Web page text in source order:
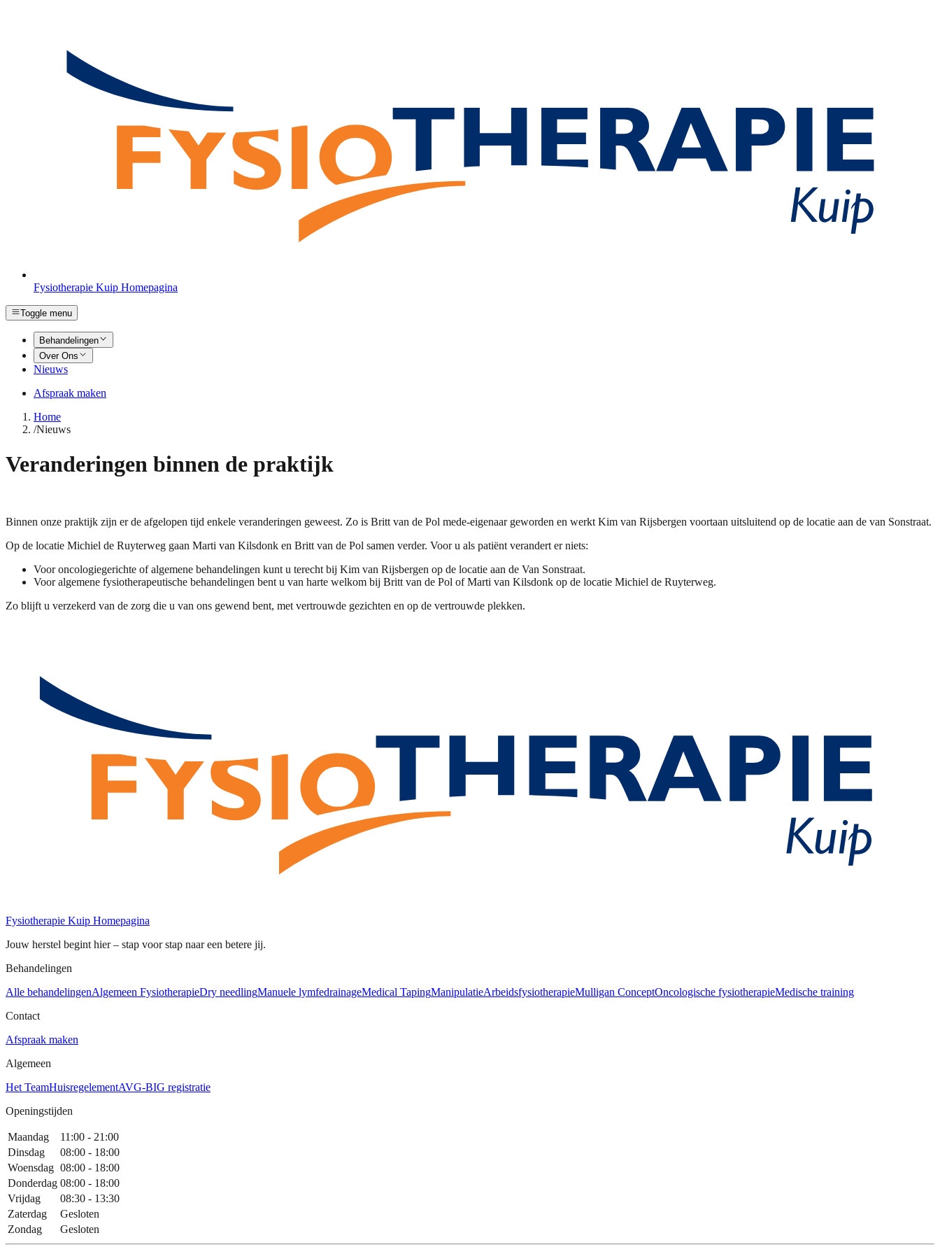
Fysiotherapie Kuip Homepagina
Toggle menu
Behandelingen
Over Ons
Nieuws
Afspraak maken
Home
/Nieuws
Veranderingen binnen de praktijk
Binnen onze praktijk zijn er de afgelopen tijd enkele veranderingen geweest. Zo is Britt van de Pol mede-eigenaar geworden en werkt Kim van Rijsbergen voortaan uitsluitend op de locatie aan de van Sonstraat.
Op de locatie Michiel de Ruyterweg gaan Marti van Kilsdonk en Britt van de Pol samen verder. Voor u als patiënt verandert er niets:
Voor oncologiegerichte of algemene behandelingen kunt u terecht bij Kim van Rijsbergen op de locatie aan de Van Sonstraat.
Voor algemene fysiotherapeutische behandelingen bent u van harte welkom bij Britt van de Pol of Marti van Kilsdonk op de locatie Michiel de Ruyterweg.
Zo blijft u verzekerd van de zorg die u van ons gewend bent, met vertrouwde gezichten en op de vertrouwde plekken.
Fysiotherapie Kuip Homepagina
Jouw herstel begint hier – stap voor stap naar een betere jij.
Behandelingen
Alle behandelingenAlgemeen FysiotherapieDry needlingManuele lymfedrainageMedical TapingManipulatieArbeidsfysiotherapieMulligan ConceptOncologische fysiotherapieMedische training
Contact
Afspraak maken
Algemeen
Het TeamHuisregelementAVG-BIG registratie
Openingstijden
Maandag
11:00 - 21:00
Dinsdag
08:00 - 18:00
Woensdag 08:00 - 18:00
Donderdag 08:00 - 18:00
Vrijdag
08:30 - 13:30
Zaterdag
Gesloten
Zondag
Gesloten